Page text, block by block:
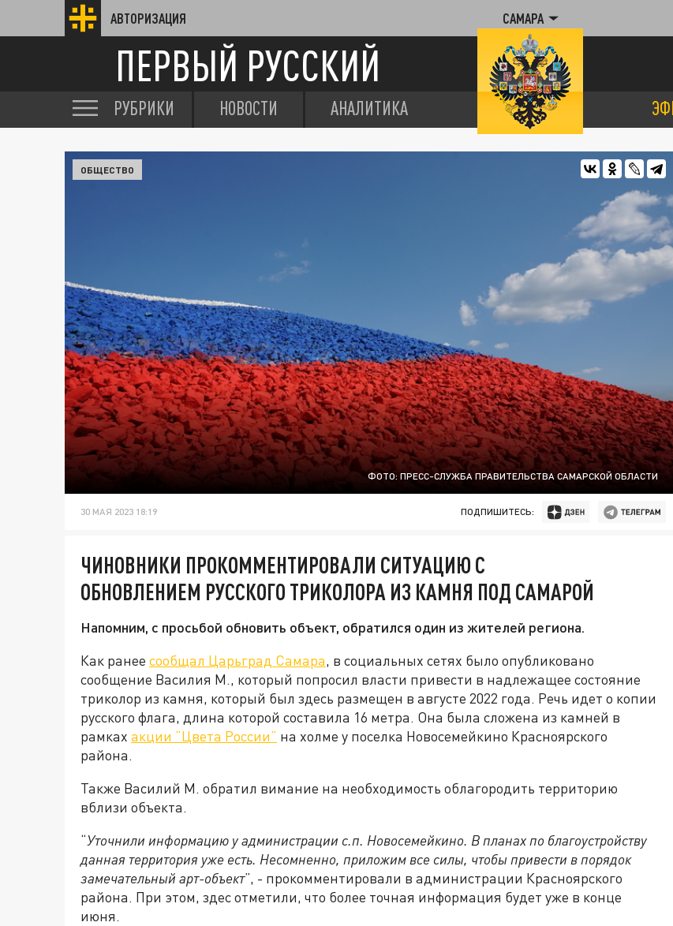
АВТОРИЗАЦИЯ САМАРА
ПЕРВЫЙ РУССКИЙ
РУБРИКИ НОВОСТИ АНАЛИТИКА
ФОТО: ПРЕСС-СЛУЖБА ПРАВИТЕЛЬСТВА САМАРСКОЙ ОБЛАСТИ
ОБЩЕСТВО
30 МАЯ 2023 18:19 ПОДПИШИТЕСЬ:
ЧИНОВНИКИ ПРОКОММЕНТИРОВАЛИ СИТУАЦИЮ С
ОБНОВЛЕНИЕМ РУССКОГО ТРИКОЛОРА ИЗ КАМНЯ ПОД САМАРОЙ
Напомним, с просьбой обновить объект, обратился один из жителей региона.
Как ранее сообщал Царьград Самара, в социальных сетях было опубликовано
сообщение Василия М., который попросил власти привести в надлежащее состояние
триколор из камня, который был здесь размещен в августе 2022 года. Речь идет о копии
русского флага, длина которой составила 16 метра. Она была сложена из камней в
рамках акции “Цвета России” на холме у поселка Новосемейкино Красноярского
района.
Также Василий М. обратил вимание на необходимость облагородить территорию
вблизи объекта.
“Уточнили информацию у администрации с.п. Новосемейкино. В планах по благоустройству
данная территория уже есть. Несомненно, приложим все силы, чтобы привести в порядок
замечательный арт-объект”, - прокомментировали в администрации Красноярского
района. При этом, здес отметили, что более точная информация будет уже в конце
июня.